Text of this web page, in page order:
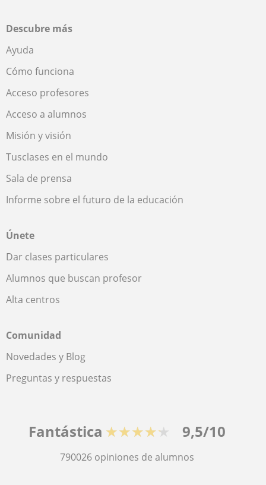
Descubre más
Ayuda
Cómo funciona
Acceso profesores
Acceso a alumnos
Misión y visión
Tusclases en el mundo
Sala de prensa
Informe sobre el futuro de la educación
Únete
Dar clases particulares
Alumnos que buscan profesor
Alta centros
Comunidad
Novedades y Blog
Preguntas y respuestas
Fantástica ★★★★★ 9,5/10
790026 opiniones de alumnos